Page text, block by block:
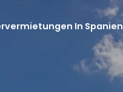
In Spanien